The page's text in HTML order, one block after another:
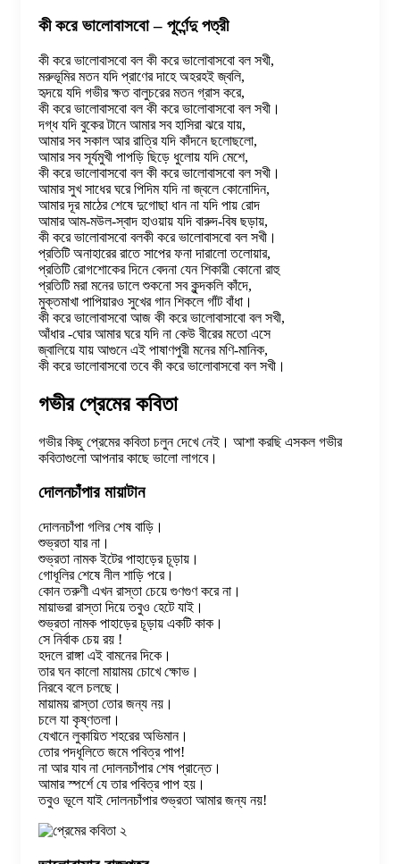
কী করে ভালোবাসবো – পূর্ণেন্দু পত্রী
কী করে ভালোবাসবো বল কী করে ভালোবাসবো বল সখী,
মরুভূমির মতন যদি প্রাণের দাহে অহরহই জ্বলি,
হৃদয়ে যদি গভীর ক্ষত বালুচরের মতন গ্রাস করে,
কী করে ভালোবাসবো বল কী করে ভালোবাসবো বল সখী।
দগ্ধ যদি বুকের টানে আমার সব হাসিরা ঝরে যায়,
আমার সব সকাল আর রাত্রি যদি কাঁদনে ছলোছলো,
আমার সব সূর্যমুখী পাপড়ি ছিড়ে ধুলোয় যদি মেশে,
কী করে ভালোবাসবো বল কী করে ভালোবাসবো বল সখী।
আমার সুখ সাধের ঘরে পিদিম যদি না জ্বলে কোনোদিন,
আমার দূর মাঠের শেষে দুগোছা ধান না যদি পায় রোদ
আমার আম-মউল-স্বাদ হাওয়ায় যদি বারুদ-বিষ ছড়ায়,
কী করে ভালোবাসবো বলকী করে ভালোবাসবো বল সখী।
প্রতিটি অনাহারের রাতে সাপের ফনা দারালো তলোয়ার,
প্রতিটি রোগশোকের দিনে বেদনা যেন শিকারী কোনো রাহু
প্রতিটি মরা মনের ডালে শুকনো সব কুন্দকলি কাঁদে,
মুক্তমাখা পাপিয়ারও সুখের গান শিকলে গাঁট বাঁধা।
কী করে ভালোবাসবো আজ কী করে ভালোবাসাবো বল সখী,
আঁধার -ঘোর আমার ঘরে যদি না কেউ বীরের মতো এসে
জ্বালিয়ে যায় আগুনে এই পাষাণপুরী মনের মণি-মানিক,
কী করে ভালোবাসবো তবে কী করে ভালোবাসবো বল সখী।
গভীর প্রেমের কবিতা
গভীর কিছু প্রেমের কবিতা চলুন দেখে নেই। আশা করছি এসকল গভীর
কবিতাগুলো আপনার কাছে ভালো লাগবে।
দোলনচাঁপার মায়াটান
দোলনচাঁপা গলির শেষ বাড়ি।
শুভ্রতা যার না।
শুভ্রতা নামক ইটের পাহাড়ের চূড়ায়।
গোধূলির শেষে নীল শাড়ি পরে।
কোন তরুণী এখন রাস্তা চেয়ে গুণগুণ করে না।
মায়াভরা রাস্তা দিয়ে তবুও হেটে যাই।
শুভ্রতা নামক পাহাড়ের চূড়ায় একটি কাক।
সে নির্বাক চেয় রয় !
হদলে রাঙ্গা এই বামনের দিকে।
তার ঘন কালো মায়াময় চোখে ক্ষোভ।
নিরবে বলে চলছে।
মায়াময় রাস্তা তোর জন্য নয়।
চলে যা কৃষ্ণতলা।
যেখানে লুকায়িত শহরের অভিমান।
তোর পদধূলিতে জমে পবিত্র পাপ!
না আর যাব না দোলনচাঁপার শেষ প্রান্তে।
আমার স্পর্শে যে তার পবিত্র পাপ হয়।
তবুও ভূলে যাই দোলনচাঁপার শুভ্রতা আমার জন্য নয়!